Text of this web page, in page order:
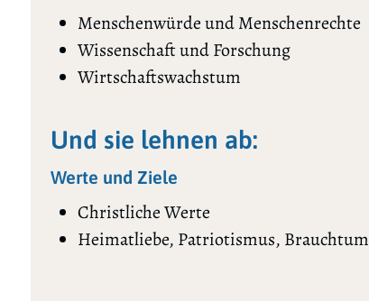
Menschenwürde und Menschenrechte
Wissenschaft und Forschung
Wirtschaftswachstum
Und sie lehnen ab:
Werte und Ziele
Christliche Werte
Heimatliebe, Patriotismus, Brauchtum